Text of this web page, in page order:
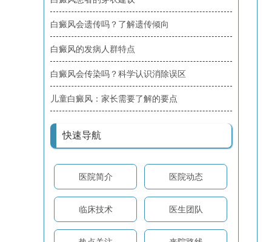
白癜风会遗传吗？了解遗传倾向
白癜风的发病人群特点
白癜风会传染吗？科学认识消除误区
儿童白癜风：家长需要了解的要点
快速导航
医院简介 医院动态
临床技术 医生团队